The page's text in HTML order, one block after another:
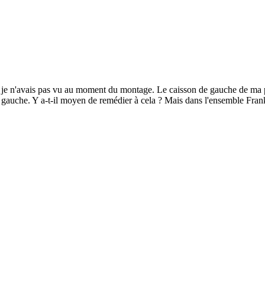
n'avais pas vu au moment du montage. Le caisson de gauche de
Y a-t-il moyen de remédier à cela ? Mais dans l'ensemble